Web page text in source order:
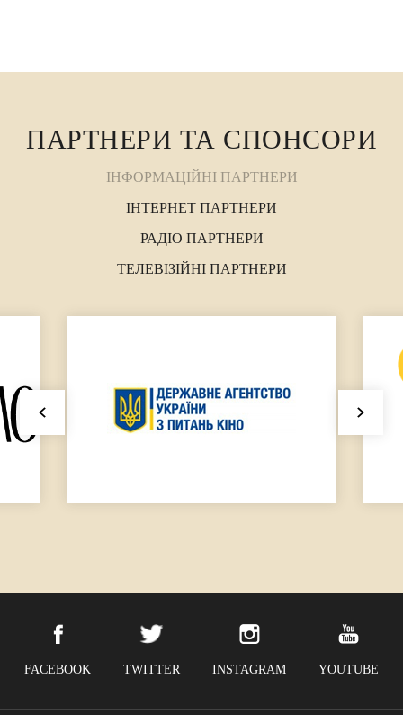
ПАРТНЕРИ ТА СПОНСОРИ
ІНФОРМАЦІЙНІ ПАРТНЕРИ
ІНТЕРНЕТ ПАРТНЕРИ
РАДІО ПАРТНЕРИ
ТЕЛЕВІЗІЙНІ ПАРТНЕРИ
FACEBOOK TWITTER INSTAGRAM YOUTUBE